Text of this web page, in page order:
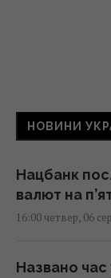
НОВИНИ
Нацбанк
валют на
16:00 четвер, 06
Названо час